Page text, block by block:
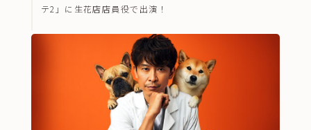
テ2」に生花店店員役で出演！